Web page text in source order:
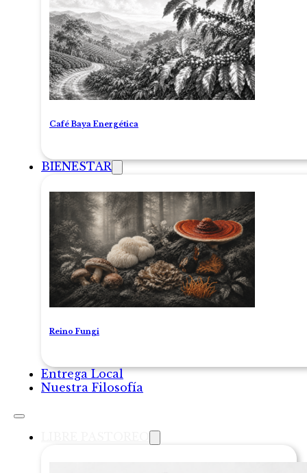
Café Baya Energética
BIENESTAR
Reino Fungi
Entrega Local
Nuestra Filosofía